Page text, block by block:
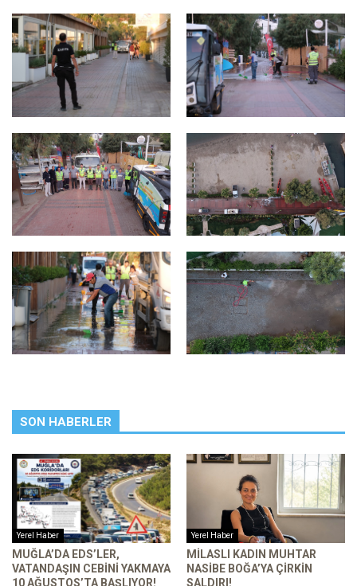
SON HABERLER
Yerel Haber
MUĞLA’DA EDS’LER,
VATANDAŞIN CEBINI YAKMAYA
10 AĞUSTOS’TA BAŞLIYOR!
Yerel Haber
MILASLI KADIN MUHTAR
NASIBE BOĞA’YA ÇIRKIN
SALDIRI!